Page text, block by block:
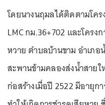
โดยนางนฤมลได้ติดตามโค
LMC กม.36+702 และโครง
หวาย ตำบลบ้านขาม อำเภ
สะพานข้ามคลองส่งน้ำสาย
ก่อสร้างเมื่อปี 2522 มีอายุก